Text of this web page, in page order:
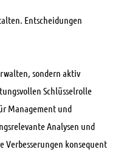
Entscheidungen
sondern aktiv
Schlüsselrolle
Management und
Analysen und
konsequent